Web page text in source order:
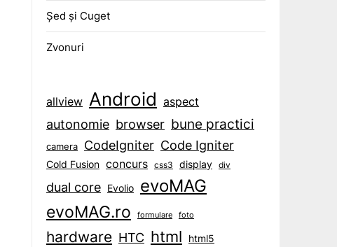
Șed și Cuget
Zvonuri
allview Android aspect
autonomie browser bune practici
camera CodeIgniter Code Igniter
Cold Fusion concurs css3 display div
dual core Evolio evoMAG
evoMAG.ro formulare foto
hardware HTC html html5